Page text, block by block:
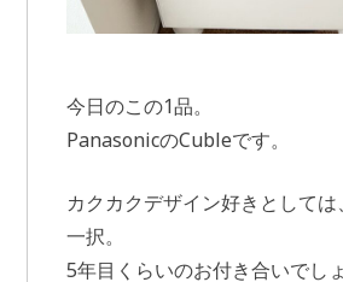
今日のこの1品。
PanasonicのCubleです。
カクカクデザイン好きとして
一択。
5年目くらいのお付き合いでしょ